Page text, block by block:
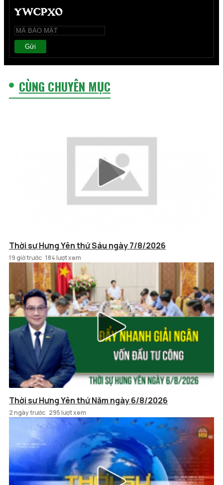
Gửi
CÙNG CHUYÊN MỤC
Thời sự Hưng Yên thứ Sáu ngày 7/8/2026
19 giờ trước 184 lượt xem
Thời sự Hưng Yên thứ Năm ngày 6/8/2026
2 ngày trước 295 lượt xem